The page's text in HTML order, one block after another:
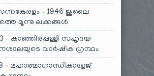
– 1946 ജൂലൈ
മൂന്നു ലക്കങ്ങൾ
– കാഞ്ഞിരപ്പള്ളി സഹൃദയ
വാർഷിക ഗ്രന്ഥം
– മഹാത്മാഗാന്ധികാളേജ്